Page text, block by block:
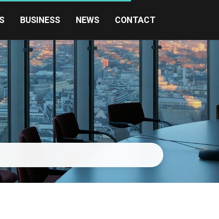
BUSINESS NEWS CONTACT